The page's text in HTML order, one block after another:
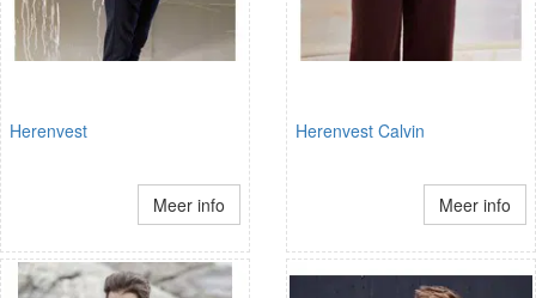
Herenvest
Meer info
Herenvest Calvin
Meer info